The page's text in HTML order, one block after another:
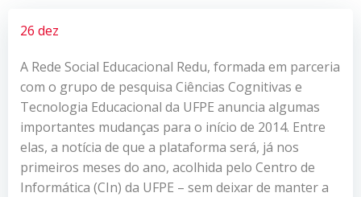
26 dez
A Rede Social Educacional Redu, formada em parceria
com o grupo de pesquisa Ciências Cognitivas e
Tecnologia Educacional da UFPE anuncia algumas
importantes mudanças para o início de 2014. Entre
elas, a notícia de que a plataforma será, já nos
primeiros meses do ano, acolhida pelo Centro de
Informática (CIn) da UFPE – sem deixar de manter a